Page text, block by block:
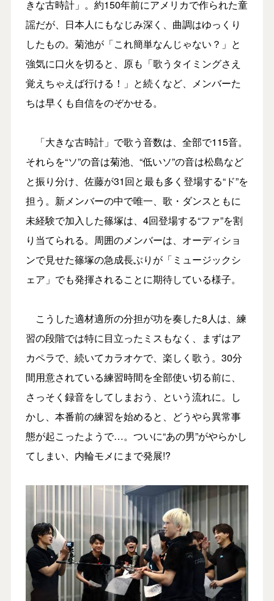
きな古時計」。約150年前にアメリカで作られた童
謡だが、日本人にもなじみ深く、曲調はゆっくり
したもの。菊池が「これ簡単なんじゃない？」と
強気に口火を切ると、原も「歌うタイミングさえ
覚えちゃえば行ける！」と続くなど、メンバーた
ちは早くも自信をのぞかせる。
「大きな古時計」で歌う音数は、全部で115音。
それらを“ソ”の音は菊池、“低いソ”の音は松島など
と振り分け、佐藤が31回と最も多く登場する“ド”を
担う。新メンバーの中で唯一、歌・ダンスともに
未経験で加入した篠塚は、4回登場する“ファ”を割
り当てられる。周囲のメンバーは、オーディショ
ンで見せた篠塚の急成長ぶりが「ミュージックシ
ェア」でも発揮されることに期待している様子。
こうした適材適所の分担が功を奏した8人は、練
習の段階では特に目立ったミスもなく、まずはア
カペラで、続いてカラオケで、楽しく歌う。30分
間用意されている練習時間を全部使い切る前に、
さっそく録音をしてしまおう、という流れに。し
かし、本番前の練習を始めると、どうやら異常事
態が起こったようで…。ついに“あの男”がやらかし
てしまい、内輪モメにまで発展!?